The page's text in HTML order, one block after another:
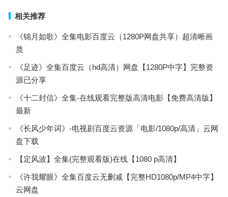
相关推荐
《锦月如歌》全集电影百度云（1280P网盘共享）超清晰画
质
《足迹》全集百度云（hd高清）网盘【1280P中字】完整资
源已分享
《十二封信》全集-在线观看完整版高清电影【免费高清版】
最新
《长风少年词》-电视剧百度云资源「电影/1080p/高清」云网
盘下载
【定风波】全集(完整观看版)在线【1080 p高清】
《许我耀眼》全集百度云无删减【完整HD1080p/MP4中字】
云网盘